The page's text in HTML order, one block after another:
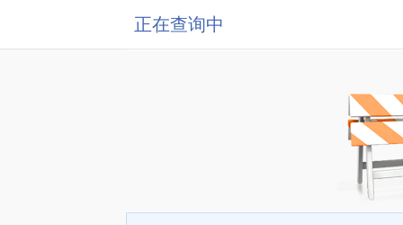
正在查询中